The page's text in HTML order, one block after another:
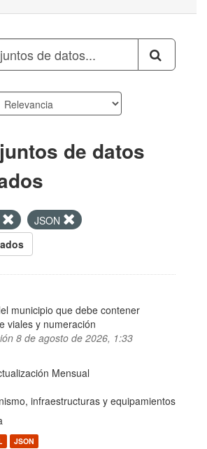
de datos
JSON
municipio que debe contener
viales y numeración
8 de agosto de 2026, 1:33
Mensual
infraestructuras y equipamientos
JSON